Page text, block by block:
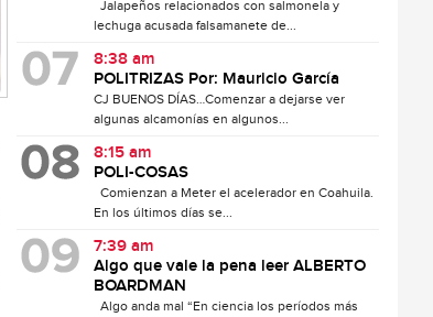
Jalapeños relacionados con salmonela y
lechuga acusada falsamanete de...
8:38 am
POLITRIZAS Por: Mauricio García
CJ BUENOS DÍAS…Comenzar a dejarse ver
algunas alcamonías en algunos...
8:15 am
POLI-COSAS
Comienzan a Meter el acelerador en Coahuila.
En los últimos días se...
7:39 am
Algo que vale la pena leer ALBERTO
BOARDMAN
Algo anda mal “En ciencia los períodos más